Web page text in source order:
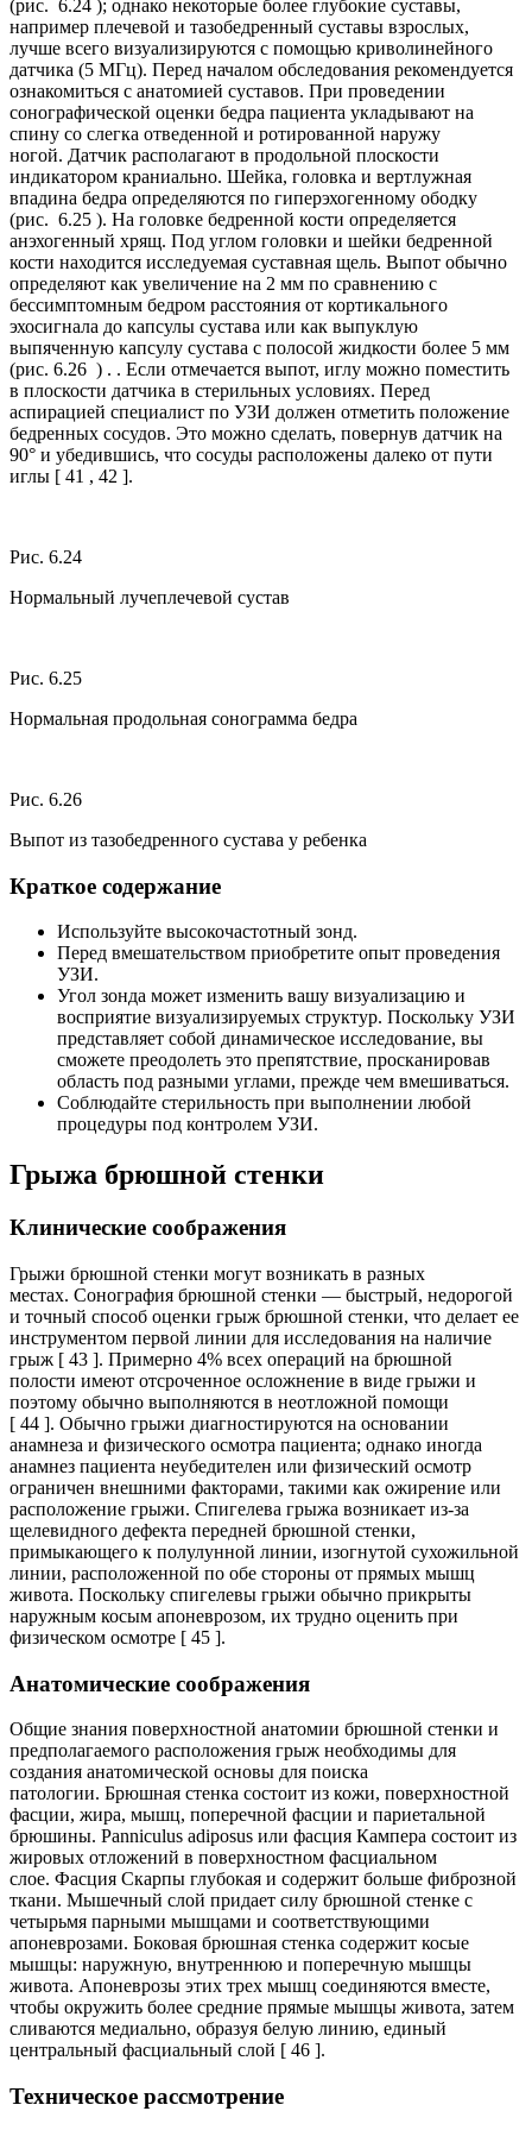
(рис. 6.24 ); однако некоторые более глубокие суставы,
например плечевой и тазобедренный суставы взрослых,
лучше всего визуализируются с помощью криволинейного
датчика (5 МГц). Перед началом обследования рекомендуется
ознакомиться с анатомией суставов. При проведении
сонографической оценки бедра пациента укладывают на
спину со слегка отведенной и ротированной наружу
ногой. Датчик располагают в продольной плоскости
индикатором краниально. Шейка, головка и вертлужная
впадина бедра определяются по гиперэхогенному ободку
(рис. 6.25 ). На головке бедренной кости определяется
анэхогенный хрящ. Под углом головки и шейки бедренной
кости находится исследуемая суставная щель. Выпот обычно
определяют как увеличение на 2 мм по сравнению с
бессимптомным бедром расстояния от кортикального
эхосигнала до капсулы сустава или как выпуклую
выпяченную капсулу сустава с полосой жидкости более 5 мм
(рис. 6.26 ) . . Если отмечается выпот, иглу можно поместить
в плоскости датчика в стерильных условиях. Перед
аспирацией специалист по УЗИ должен отметить положение
бедренных сосудов. Это можно сделать, повернув датчик на
90° и убедившись, что сосуды расположены далеко от пути
иглы [ 41 , 42 ].
Рис. 6.24
Нормальный лучеплечевой сустав
Рис. 6.25
Нормальная продольная сонограмма бедра
Рис. 6.26
Выпот из тазобедренного сустава у ребенка
Краткое содержание
Используйте высокочастотный зонд.
Перед вмешательством приобретите опыт проведения
УЗИ.
Угол зонда может изменить вашу визуализацию и
восприятие визуализируемых структур. Поскольку УЗИ
представляет собой динамическое исследование, вы
сможете преодолеть это препятствие, просканировав
область под разными углами, прежде чем вмешиваться.
Соблюдайте стерильность при выполнении любой
процедуры под контролем УЗИ.
Грыжа брюшной стенки
Клинические соображения
Грыжи брюшной стенки могут возникать в разных
местах. Сонография брюшной стенки — быстрый, недорогой
и точный способ оценки грыж брюшной стенки, что делает ее
инструментом первой линии для исследования на наличие
грыж [ 43 ]. Примерно 4% всех операций на брюшной
полости имеют отсроченное осложнение в виде грыжи и
поэтому обычно выполняются в неотложной помощи
[ 44 ]. Обычно грыжи диагностируются на основании
анамнеза и физического осмотра пациента; однако иногда
анамнез пациента неубедителен или физический осмотр
ограничен внешними факторами, такими как ожирение или
расположение грыжи. Спигелева грыжа возникает из-за
щелевидного дефекта передней брюшной стенки,
примыкающего к полулунной линии, изогнутой сухожильной
линии, расположенной по обе стороны от прямых мышц
живота. Поскольку спигелевы грыжи обычно прикрыты
наружным косым апоневрозом, их трудно оценить при
физическом осмотре [ 45 ].
Анатомические соображения
Общие знания поверхностной анатомии брюшной стенки и
предполагаемого расположения грыж необходимы для
создания анатомической основы для поиска
патологии. Брюшная стенка состоит из кожи, поверхностной
фасции, жира, мышц, поперечной фасции и париетальной
брюшины. Panniculus adiposus или фасция Кампера состоит из
жировых отложений в поверхностном фасциальном
слое. Фасция Скарпы глубокая и содержит больше фиброзной
ткани. Мышечный слой придает силу брюшной стенке с
четырьмя парными мышцами и соответствующими
апоневрозами. Боковая брюшная стенка содержит косые
мышцы: наружную, внутреннюю и поперечную мышцы
живота. Апоневрозы этих трех мышц соединяются вместе,
чтобы окружить более средние прямые мышцы живота, затем
сливаются медиально, образуя белую линию, единый
центральный фасциальный слой [ 46 ].
Техническое рассмотрение